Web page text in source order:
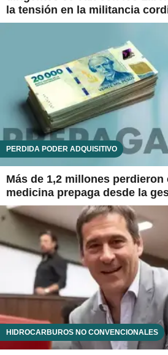
la tensión en la militancia
PÉRDIDA PODER ADQUISITIVO
Más de 1,2 millones perdieron
medicina prepaga desde la
HIDROCARBUROS NO CONVENCIONALES